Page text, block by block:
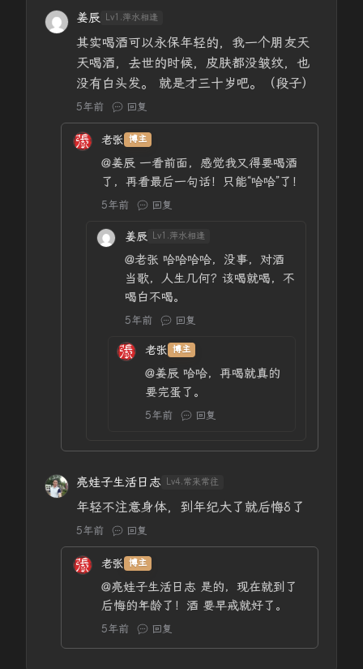
姜辰 Lv1.萍水相逢
其实喝酒可以永保年轻的，我一个朋友天
天喝酒，去世的时候，皮肤都没皱纹，也
没有白头发。 就是才三十岁吧。（段子）
5年前 回复
老张 博主
@姜辰 一看前面，感觉我又得要喝酒
了，再看最后一句话！只能“哈哈”了！
5年前 回复
姜辰 Lv1.萍水相逢
@老张 哈哈哈哈，没事，对酒
当歌，人生几何？该喝就喝，不
喝白不喝。
5年前 回复
老张 博主
@姜辰 哈哈，再喝就真的
要完蛋了。
5年前 回复
亮娃子生活日志 Lv4.常来常往
年轻不注意身体，到年纪大了就后悔8了
5年前 回复
老张 博主
@亮娃子生活日志 是的，现在就到了
后悔的年龄了！酒 要早戒就好了。
5年前 回复